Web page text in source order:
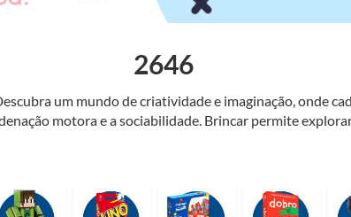
um mundo de criatividade e imaginação, onde
motora e a sociabilidade. Brincar permite
2646